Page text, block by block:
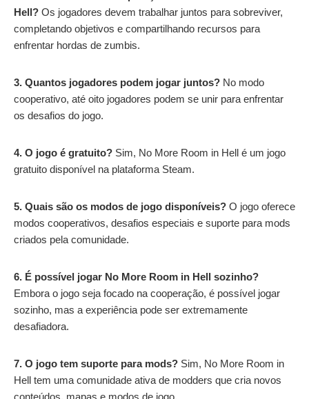
Hell? Os jogadores devem trabalhar juntos para sobreviver,
completando objetivos e compartilhando recursos para
enfrentar hordas de zumbis.
3. Quantos jogadores podem jogar juntos? No modo
cooperativo, até oito jogadores podem se unir para enfrentar
os desafios do jogo.
4. O jogo é gratuito? Sim, No More Room in Hell é um jogo
gratuito disponível na plataforma Steam.
5. Quais são os modos de jogo disponíveis? O jogo oferece
modos cooperativos, desafios especiais e suporte para mods
criados pela comunidade.
6. É possível jogar No More Room in Hell sozinho?
Embora o jogo seja focado na cooperação, é possível jogar
sozinho, mas a experiência pode ser extremamente
desafiadora.
7. O jogo tem suporte para mods? Sim, No More Room in
Hell tem uma comunidade ativa de modders que cria novos
conteúdos, mapas e modos de jogo.